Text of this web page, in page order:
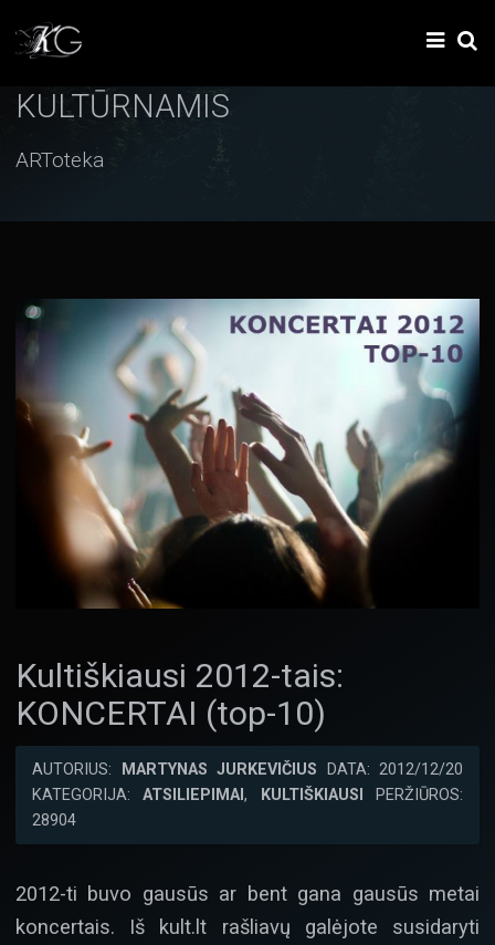
KULTŪRNAMIS
ARToteka
Kultiškiausi 2012-tais:
KONCERTAI (top-10)
AUTORIUS: MARTYNAS JURKEVIČIUS DATA: 2012/12/20
KATEGORIJA:ATSILIEPIMAI, KULTIŠKIAUSI
PERŽIŪROS:
28904
2012-ti buvo gausūs ar bent gana gausūs metai
koncertais. Iš kult.lt rašliavų galėjote susidaryti